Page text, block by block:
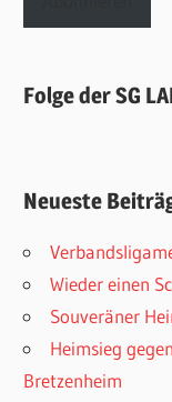
Folge der SG
Neueste
Wieder einen
Souveräner
Heimsieg
Bretzenheim